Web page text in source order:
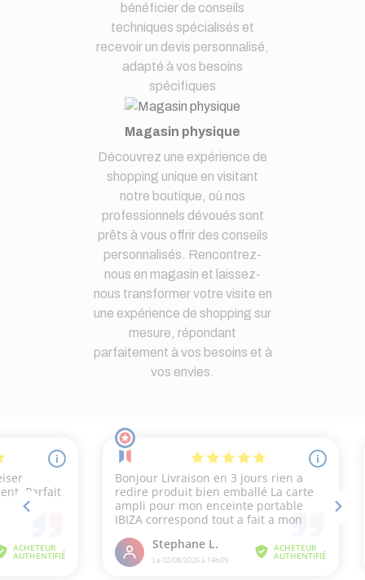
bénéficier de conseils
techniques spécialisés et
recevoir un devis personnalisé,
adapté à vos besoins
spécifiques
Magasin physique
Découvrez une expérience de
shopping unique en visitant
notre boutique, où nos
professionnels dévoués sont
prêts à vous offrir des conseils
personnalisés. Rencontrez-
nous en magasin et laissez-
nous transformer votre visite en
une expérience de shopping sur
mesure, répondant
parfaitement à vos besoins et à
vos envies.